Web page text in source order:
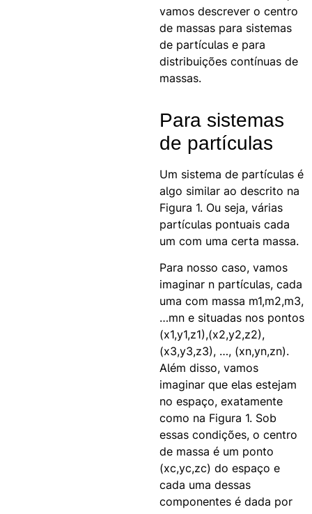
vamos descrever o centro
de massas para sistemas
de partículas e para
distribuições contínuas de
massas.
Para sistemas
de partículas
Um sistema de partículas é
algo similar ao descrito na
Figura 1. Ou seja, várias
partículas pontuais cada
um com uma certa massa.
Para nosso caso, vamos
imaginar n partículas, cada
uma com massa m1,m2,m3,
…mn e situadas nos pontos
(x1,y1,z1),(x2,y2,z2),
(x3,y3,z3), …, (xn,yn,zn).
Além disso, vamos
imaginar que elas estejam
no espaço, exatamente
como na Figura 1. Sob
essas condições, o centro
de massa é um ponto
(xc,yc,zc) do espaço e
cada uma dessas
componentes é dada por